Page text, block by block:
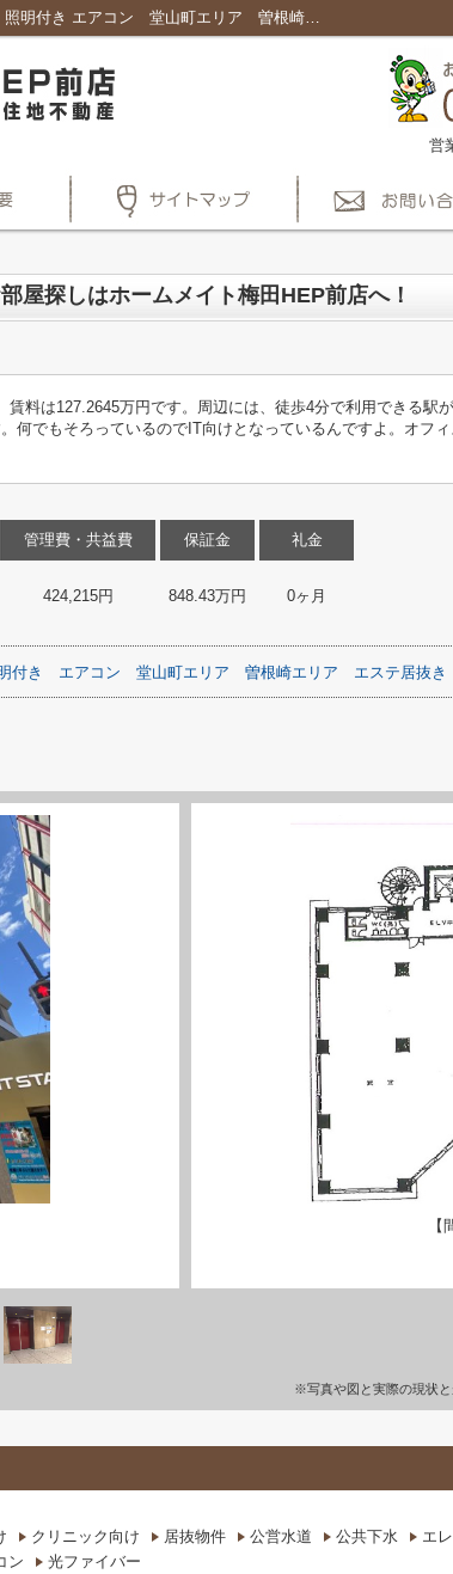
日進ビルディング7階｜スクール向け 2駅利用可 IT向け 照明付き エアコン 堂山町エリア 曽根崎エリア エステ居抜き｜賃貸大阪で不動産、賃貸マンション探しはホームメイト梅田HEP前店
営
屋探しはホームメイト梅田HEP前店へ！
料は127.2645万円です。周辺には、徒歩4分で利用できる駅
何でもそろっているのでIT向けとなっているんですよ。オフ
管理費・共益費
424,215円
保証金
848.43万円
礼金
0ヶ月
付き エアコン 堂山町エリア 曽根崎エリア エステ居抜き
【
※写真や図と実際の現状
クリニック向け 居抜物件 公営水道 公共下水
エ
ン 光ファイバー